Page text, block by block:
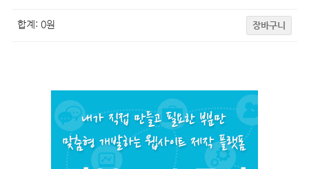
합계: 0원 장바구니